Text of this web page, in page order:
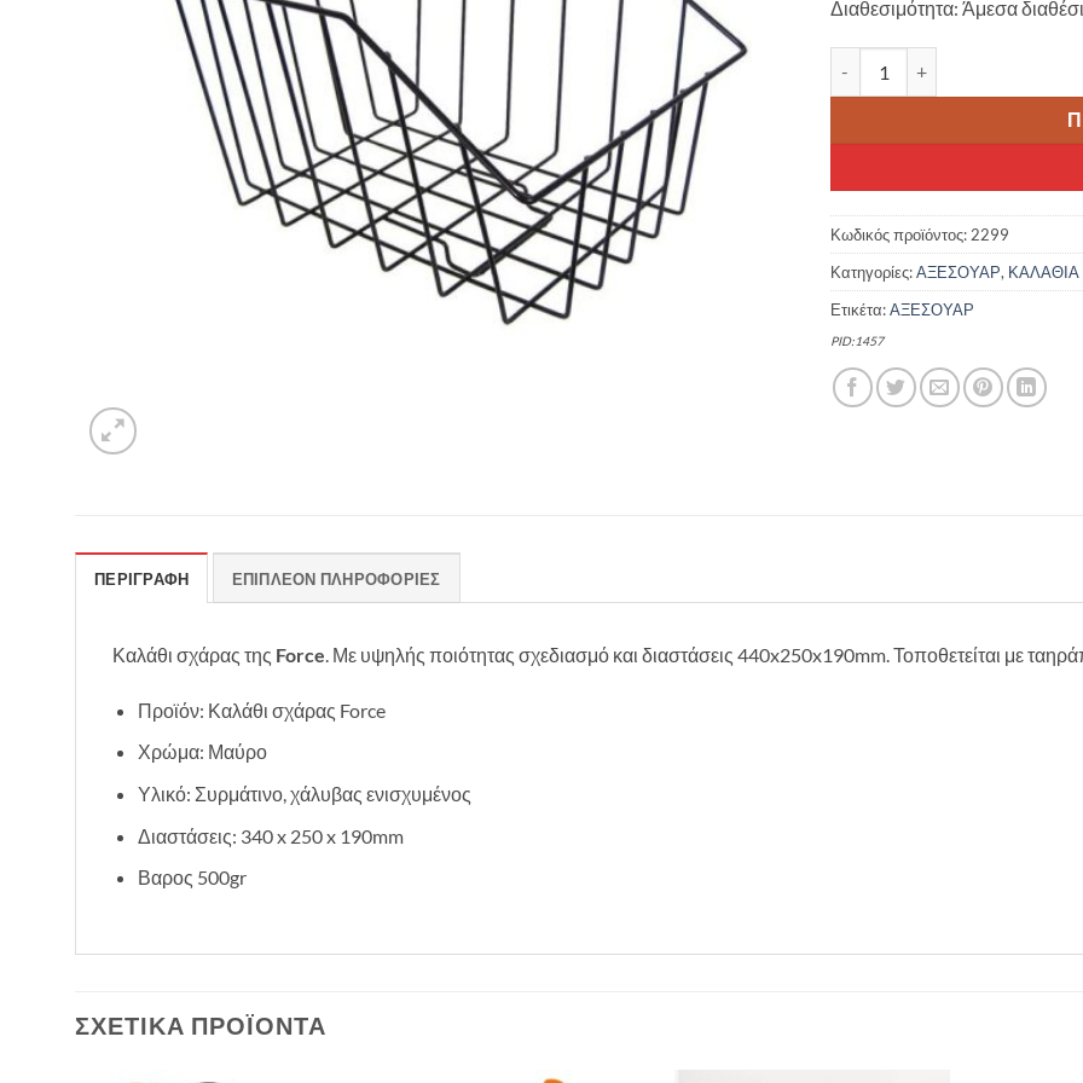
15.00 €.
Διαθεσιμότητα: Άμεσα
Κωδικός προϊόντος:2299
Κατηγορίες:ΑΞΕΣΟΥΑΡ, ΚΑΛΑΘΙΑ
Ετικέτα:ΑΞΕΣΟΥΑΡ
PID:1457
ΠΕΡΙΓΡΑΦΉ ΕΠΙΠΛΈΟΝ ΠΛΗΡΟΦΟΡΊΕΣ
Καλάθι σχάρας της Force. Με υψηλής ποιότητας σχεδιασμό και διαστάσεις 440x250x190mm. Τοποθετείται με
Προϊόν: Καλάθι σχάρας Force
Χρώμα: Μαύρο
Υλικό: Συρμάτινο, χάλυβας ενισχυμένος
Διαστάσεις: 340 x 250 x 190mm
Βαρος 500gr
ΣΧΕΤΙΚΆ ΠΡΟΪΌΝΤΑ